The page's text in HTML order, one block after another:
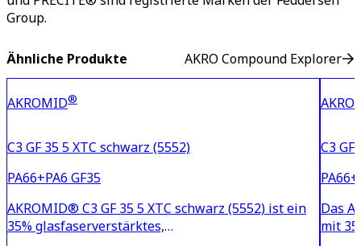
Group.
Ähnliche Produkte AKRO Compound Explorer
AKROMID®
C3 GF 35 5 XTC schwarz (5552)
PA66+PA6 GF35
AKROMID® C3 GF 35 5 XTC schwarz (5552) ist ein
35% glasfaserverstärktes,
C3
Das
mit